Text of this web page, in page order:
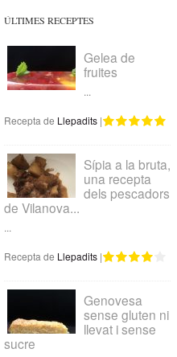
ÚLTIMES RECEPTES
Gelea de
fruites
...
Recepta de Llepadits|
Sípia a la bruta,
una recepta
dels pescadors
de Vilanova...
...
Recepta de Llepadits|
Genovesa
sense gluten ni
llevat i sense
sucre